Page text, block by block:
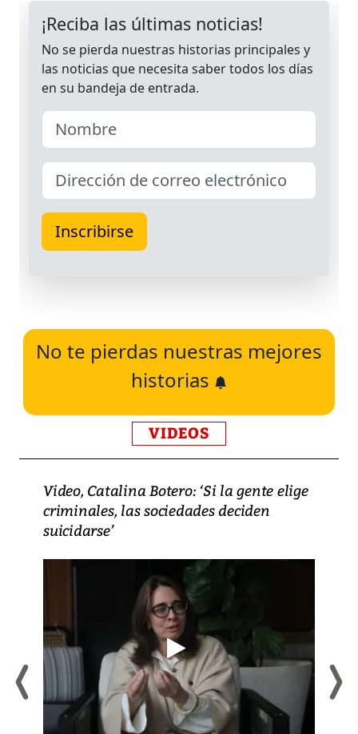
No te pierdas nuestras mejores
historias
VIDEOS
Video, Catalina Botero: ‘Si la gente elige
criminales, las sociedades deciden
suicidarse’